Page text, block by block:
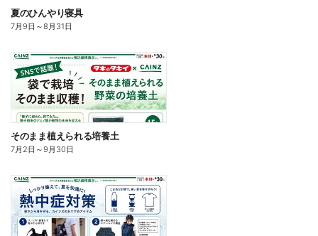
夏のひんやり寝具
7月9日 ～8月31日
そのまま植えられる培養土
7月2日 ～9月30日